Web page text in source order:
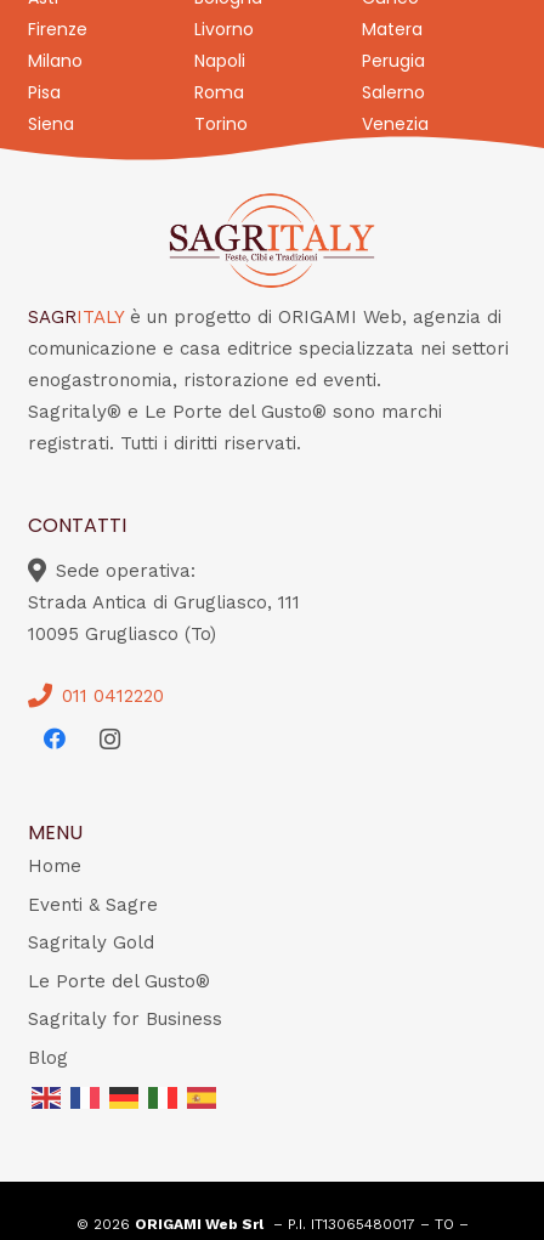
Firenze
Livorno
Matera
Milano
Napoli
Perugia
Pisa
Roma
Salerno
Siena
Torino Venezia
SAGRITALY è un progetto di ORIGAMI Web, agenzia di
comunicazione e casa editrice specializzata nei settori
enogastronomia, ristorazione ed eventi.
Sagritaly® e Le Porte del Gusto® sono marchi
registrati. Tutti i diritti riservati.
CONTATTI
Sede operativa:
Strada Antica di Grugliasco, 111
10095 Grugliasco (To)
011 0412220
MENU
Home
Eventi & Sagre
Sagritaly Gold
Le Porte del Gusto®
Sagritaly for Business
Blog
© 2026 ORIGAMI Web Srl– P.I. IT13065480017 – TO –